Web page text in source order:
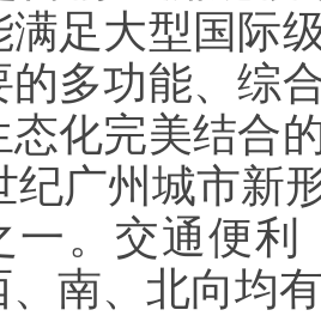
满足大型国际
的多功能、综
态化完美结合
纪广州城市新
一。交通便利
、南、北向均